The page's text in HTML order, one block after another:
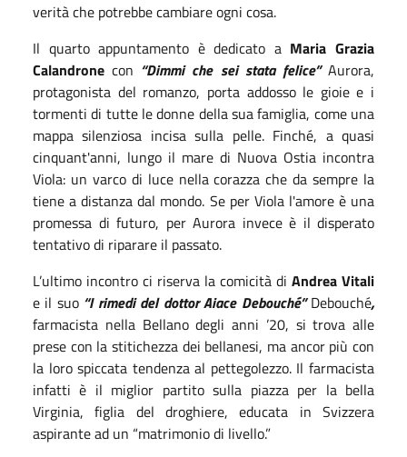
verità che potrebbe cambiare ogni cosa.
Il quarto appuntamento è dedicato a Maria Grazia
Calandrone con “Dimmi che sei stata felice” Aurora,
protagonista del romanzo, porta addosso le gioie e i
tormenti di tutte le donne della sua famiglia, come una
mappa silenziosa incisa sulla pelle. Finché, a quasi
cinquant'anni, lungo il mare di Nuova Ostia incontra
Viola: un varco di luce nella corazza che da sempre la
tiene a distanza dal mondo. Se per Viola l'amore è una
promessa di futuro, per Aurora invece è il disperato
tentativo di riparare il passato.
L’ultimo incontro ci riserva la comicità di Andrea Vitali
e il suo “I rimedi del dottor Aiace Debouché”Debouché,
farmacista nella Bellano degli anni ’20, si trova alle
prese con la stitichezza dei bellanesi, ma ancor più con
la loro spiccata tendenza al pettegolezzo. Il farmacista
infatti è il miglior partito sulla piazza per la bella
Virginia, figlia del droghiere, educata in Svizzera
aspirante ad un “matrimonio di livello.”